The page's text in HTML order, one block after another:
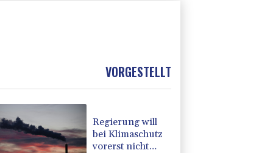
offiziellen Dialog - ohne Machado
für Drohnenabwehr zuständig sein
VORGESTELLT
Regierung will
bei Klimaschutz
vorerst nicht